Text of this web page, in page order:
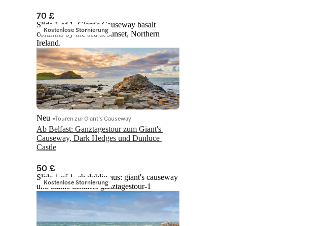
70 £
Kostenlose Stornierung
Slide 1 of 1, Giant's Causeway basalt
columns by the sea at sunset, Northern
Ireland.
Ab Belfast: Ganztagestour zum Giant's
Causeway, Dark Hedges und Dunluce
Castle
Neu Touren zur Giant’s Causeway
50 £
Kostenlose Stornierung
Slide 1 of 1, ab dublin aus: giant's causeway
und titanic distillers ganztagestour-1